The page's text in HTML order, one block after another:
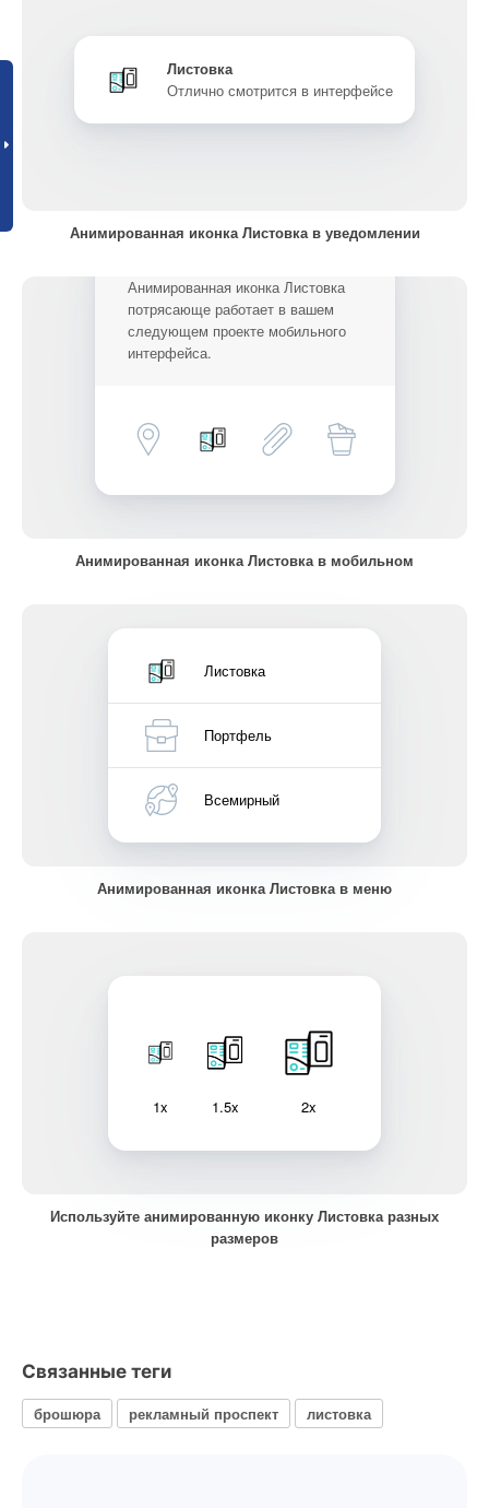
Листовка
Отлично смотрится в интерфейсе
Анимированная иконка Листовка в уведомлении
Анимированная иконка Листовка
потрясающе работает в вашем
следующем проекте мобильного
интерфейса.
Анимированная иконка Листовка в мобильном
Листовка
Портфель
Всемирный
Анимированная иконка Листовка в меню
1x 1.5x 2x
Используйте анимированную иконку Листовка разных
размеров
Связанные теги
брошюра рекламный проспект листовка